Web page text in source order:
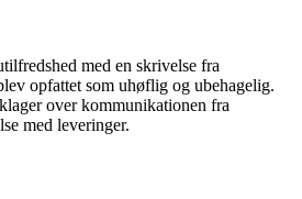
med en skrivelse fra
opfattet som uhøflig og ubehagelig.
over kommunikationen fra
med leveringer.